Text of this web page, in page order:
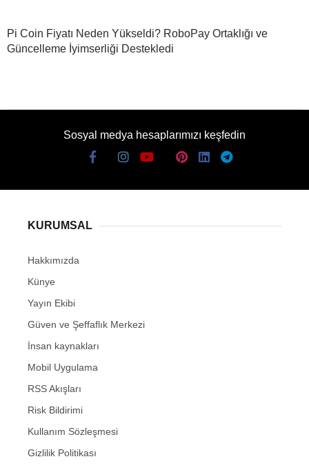
Pi Coin Fiyatı Neden Yükseldi? RoboPay Ortaklığı ve
Güncelleme İyimserliği Destekledi
Sosyal medya hesaplarımızı keşfedin
KURUMSAL
Hakkımızda
Künye
Yayın Ekibi
Güven ve Şeffaflık Merkezi
İnsan kaynakları
Mobil Uygulama
RSS Akışları
Risk Bildirimi
Kullanım Sözleşmesi
Gizlilik Politikası